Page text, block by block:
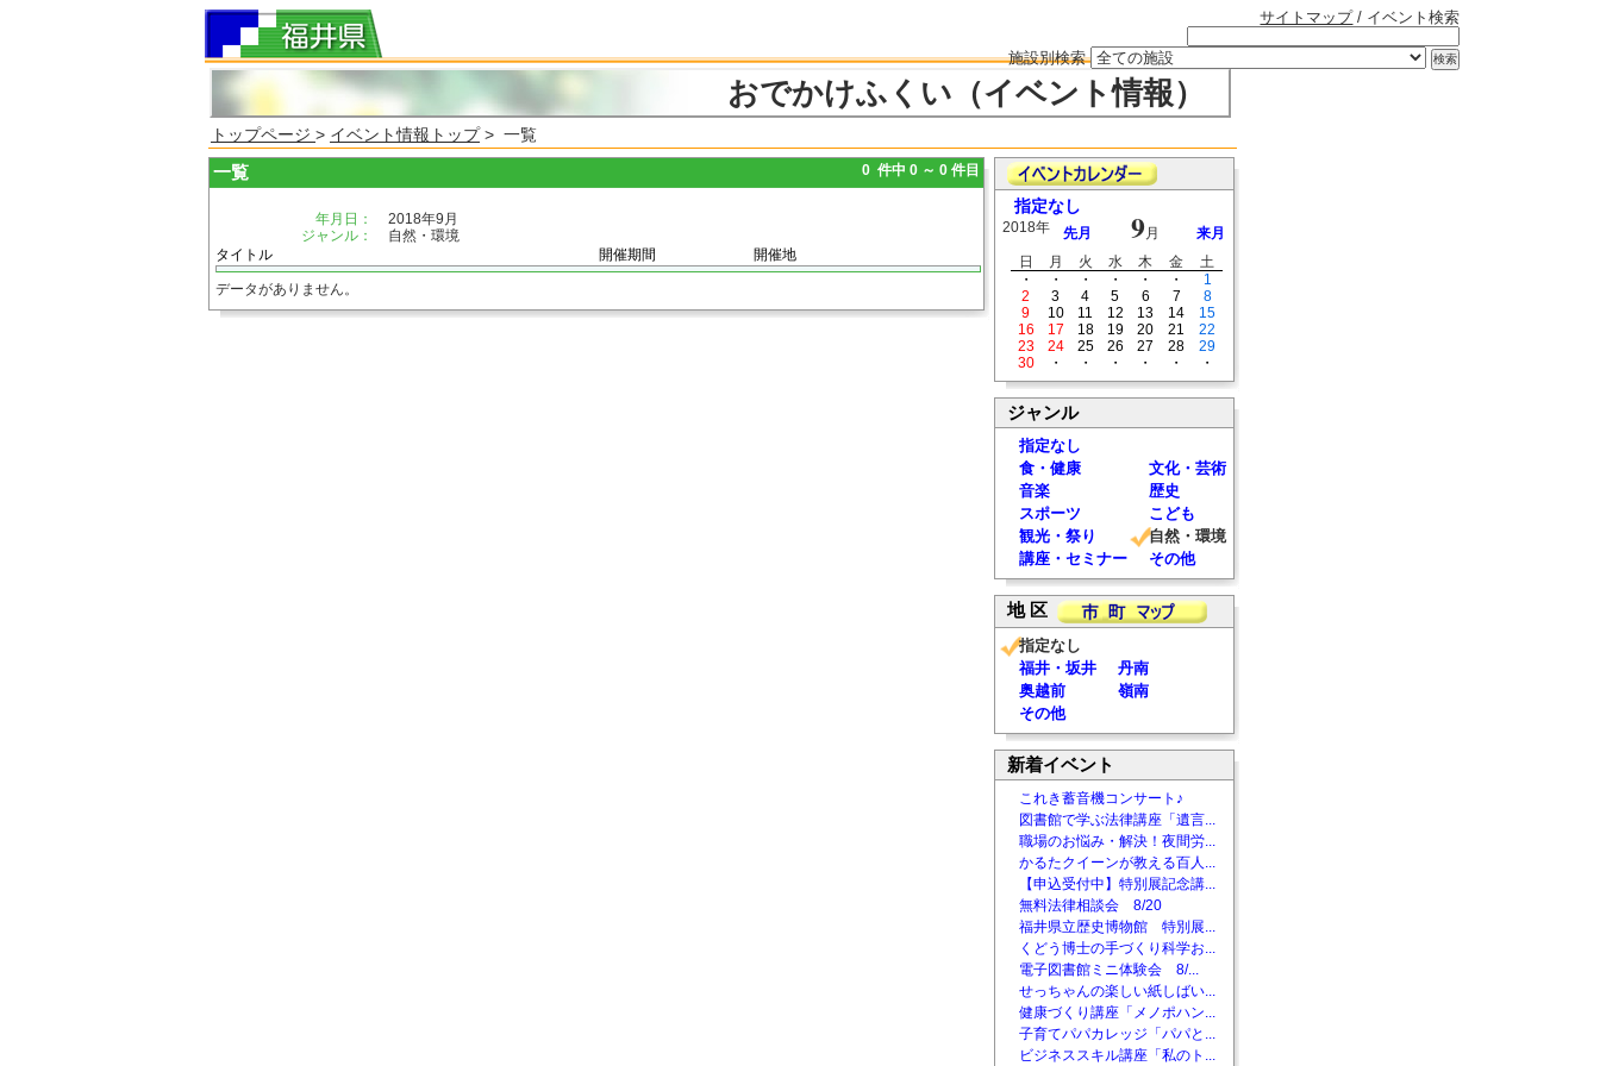
サイトマップ/ イベント検索
施設別検索
おでかけふくい（イベント情報）
トップページ > イベント情報トップ> 一覧
一覧 0 件中 0 ～ 0 件目
年月日：
2018年9月
ジャンル：
自然・環境
タイトル
開催期間 開催地
データがありません。
指定なし
2018年 先月 9月
来月
日
月 火 水 木 金
土
・
・ ・ ・ ・ ・
1
2
3 4 5 6 7
8
9
10 11 12 13 14
15
16
17 18 19 20 21
22
23
24 25 26 27 28
29
30
・ ・ ・ ・ ・ ・
ジャンル
指定なし
食・健康
文化・芸術
音楽
歴史
スポーツ
こども
観光・祭り
自然・環境
講座・セミナー
その他
地 区
指定なし
福井・坂井
丹南
奥越前
嶺南
その他
新着イベント
これき蓄音機コンサート♪
図書館で学ぶ法律講座「遺言...
職場のお悩み・解決！夜間労...
かるたクイーンが教える百人...
【申込受付中】特別展記念講...
無料法律相談会 8/20
福井県立歴史博物館 特別展...
くどう博士の手づくり科学お...
電子図書館ミニ体験会 8/...
せっちゃんの楽しい紙しばい...
健康づくり講座「メノポハン...
子育てパパカレッジ「パパと...
ビジネススキル講座「私のト...